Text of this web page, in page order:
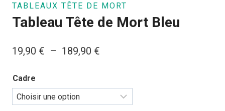
TABLEAUX TÊTE DE MORT
Tableau Tête de Mort Bleu
19,90 € – 189,90 €
19,90 €
Cadre